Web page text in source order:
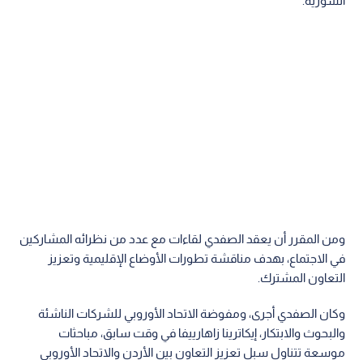
ومن المقرر أن يعقد الصفدي لقاءات مع عدد من نظرائه المشاركين
في الاجتماع، بهدف مناقشة تطورات الأوضاع الإقليمية وتعزيز
التعاون المشترك.
وكان الصفدي أجرى‬⁩، ومفوضة الاتحاد الأوروبي للشركات الناشئة
والبحوث والابتكار، إيكاترينا زاهارييفا‬⁩ في وقت سابق، مباحثات
موسعة تتناول سبل تعزيز التعاون بين الأردن والاتحاد الأوروبي